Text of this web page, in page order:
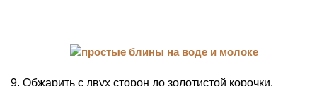
9. Обжарить с двух сторон до золотистой корочки.